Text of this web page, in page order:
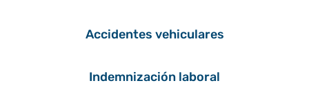
Accidentes vehiculares
Indemnización laboral